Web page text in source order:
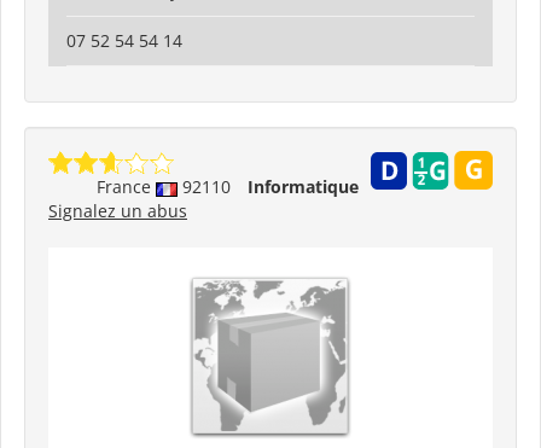
07 52 54 54 14
France 92110
Informatique
Signalez un abus